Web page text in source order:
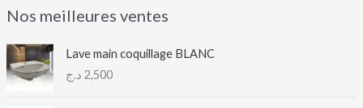
Nos meilleures ventes
Lave main coquillage BLANC
2,500 د.ج